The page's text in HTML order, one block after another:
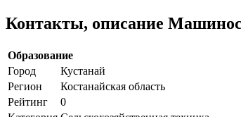
Контакты, описание
Образование
Город
Кустанай
Регион
Костанайская область
Рейтинг
0